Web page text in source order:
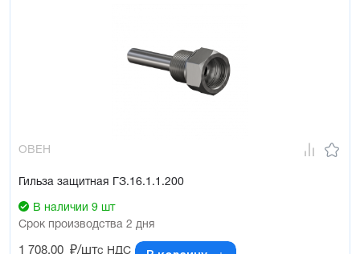
ОВЕН
Гильза защитная ГЗ.16.1.1.200
В наличии 9 шт
Срок производства 2 дня
1 708,00 ₽/штс НДС